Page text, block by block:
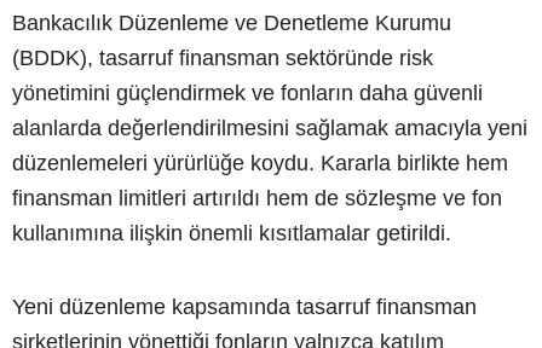
Bankacılık Düzenleme ve Denetleme Kurumu
(BDDK), tasarruf finansman sektöründe risk
yönetimini güçlendirmek ve fonların daha güvenli
alanlarda değerlendirilmesini sağlamak amacıyla yeni
düzenlemeleri yürürlüğe koydu. Kararla birlikte hem
finansman limitleri artırıldı hem de sözleşme ve fon
kullanımına ilişkin önemli kısıtlamalar getirildi.
Yeni düzenleme kapsamında tasarruf finansman
şirketlerinin yönettiği fonların yalnızca katılım